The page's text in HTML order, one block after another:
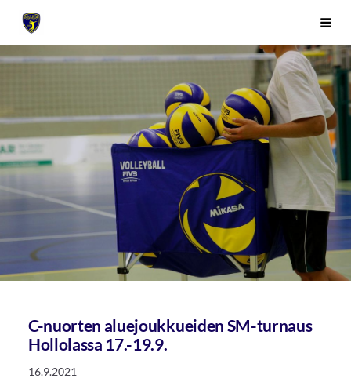
Siirry
sivunSivuston etusivulle
C-nuorten aluejoukkueiden SM-turnaus
Hollolassa 17.-19.9.
16.9.2021